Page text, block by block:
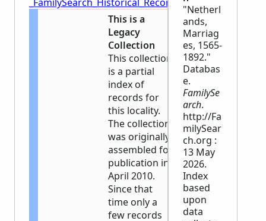
This is a
Legacy
Collection
This collection
is a partial
index of
records for
this locality.
The collection
was originally
assembled for
publication in
April 2010.
Since that
time only a
few records
"Netherl
ands,
Marriag
es, 1565-
1892."
Databas
e.
FamilySe
arch.
http://Fa
milySear
ch.org :
13 May
2026.
Index
based
upon
data